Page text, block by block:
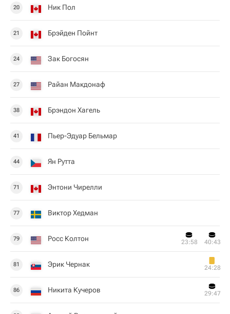
20 Ник Пол
21 Брэйден Пойнт
24 Зак Богосян
27 Райан Макдонаф
38 Брэндон Хагель
41 Пьер-Эдуар Бельмар
44 Ян Рутта
71 Энтони Чирелли
77 Виктор Хедман
79 Росс Колтон 23:58 40:43
81 Эрик Чернак 24:28
86 Никита Кучеров 29:47